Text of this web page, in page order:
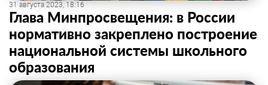
31 августа 2023, 18:16
Глава Минпросвещения: в России
нормативно закреплено построение
национальной системы школьного
образования